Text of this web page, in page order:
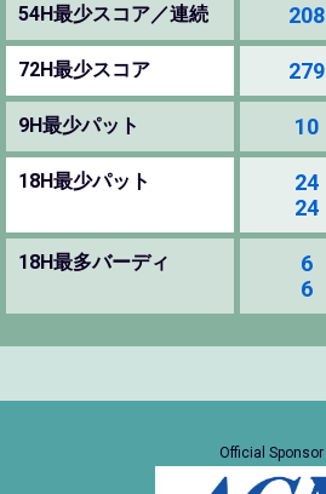
54H最少スコア／連続 208
72H最少スコア 279
9H最少パット 10
18H最少パット
24
24
18H最多バーディ
6
6
Official Sponsor